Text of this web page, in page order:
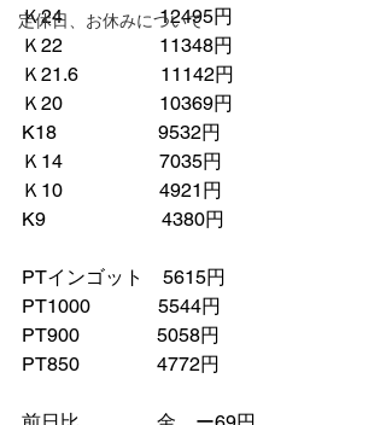
定休日、お休みについて
Ｋ24　　　　　12495円
Ｋ22　　　　　11348円
Ｋ21.6　　　　 11142円
Ｋ20　　　　　10369円
K18　　　　　 9532円
Ｋ14　　　　　7035円
Ｋ10　　　　　4921円
K9　　　　　　4380円
PTインゴット　5615円
PT1000　　　  5544円
PT900　　　　5058円
PT850　　　　4772円